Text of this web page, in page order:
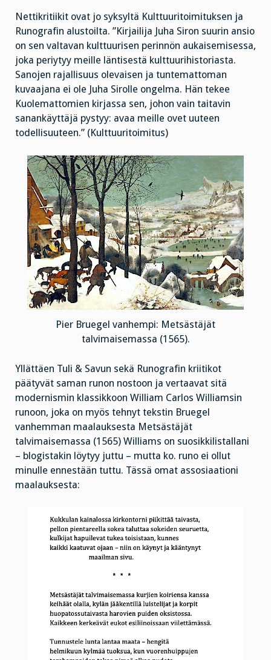
Nettikritiikit ovat jo syksyltä Kulttuuritoimituksen ja
Runografin alustoilta. ”Kirjailija Juha Siron suurin ansio
on sen valtavan kulttuurisen perinnön aukaisemisessa,
joka periytyy meille läntisestä kulttuurihistoriasta.
Sanojen rajallisuus olevaisen ja tuntemattoman
kuvaajana ei ole Juha Sirolle ongelma. Hän tekee
Kuolemattomien kirjassa sen, johon vain taitavin
sanankäyttäjä pystyy: avaa meille ovet uuteen
todellisuuteen.” (Kulttuuritoimitus)
Pier Bruegel vanhempi: Metsästäjät
talvimaisemassa (1565).
Yllättäen Tuli & Savun sekä Runografin kriitikot
päätyvät saman runon nostoon ja vertaavat sitä
modernismin klassikkoon William Carlos Williamsin
runoon, joka on myös tehnyt tekstin Bruegel
vanhemman maalauksesta Metsästäjät
talvimaisemassa (1565) Williams on suosikkilistallani
– blogistakin löytyy juttu – mutta ko. runo ei ollut
minulle ennestään tuttu. Tässä omat assosiaationi
maalauksesta: